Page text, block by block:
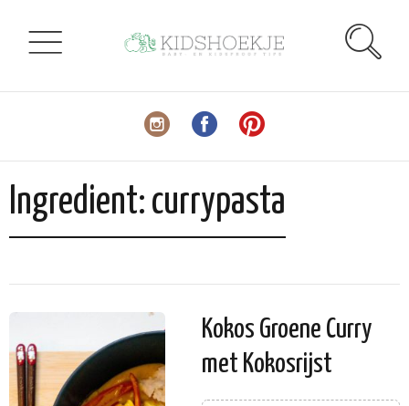
Ingredient: currypasta
Kokos Groene Curry
met Kokosrijst